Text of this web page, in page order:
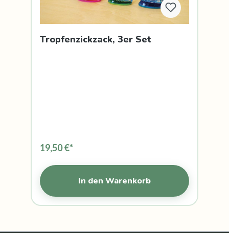
Tropfenzickzack, 3er Set
19,50 €*
In den Warenkorb